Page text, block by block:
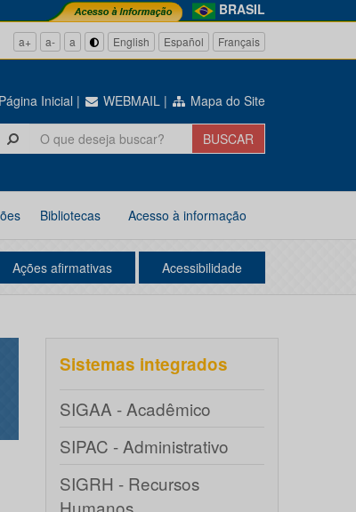
BRASIL
a+ a- a English Español Français
Página Inicial | WEBMAIL | Mapa do Site
Bibliotecas Acesso à informação
Ações afirmativas Acessibilidade
Sistemas integrados
SIGAA - Acadêmico
SIPAC - Administrativo
SIGRH - Recursos
Humanos